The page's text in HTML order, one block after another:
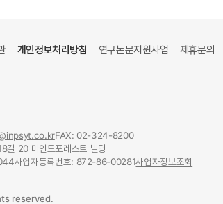
개인정보처리방침 연구논문지원사업 제휴문의
FAX: 02-324-8200
길 20 마인드포레스트 빌딩
사업자등록번호: 872-86-00281사업자정보조회
reserved.